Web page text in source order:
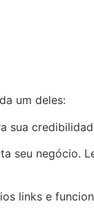
um deles:
sua
seu negócio.
links e